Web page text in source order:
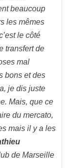
beaucoup
les mêmes
le côté
transfert de
mal
bons et des
je dis juste
Mais, que ce
du mercato,
mais il y a les
de Marseille